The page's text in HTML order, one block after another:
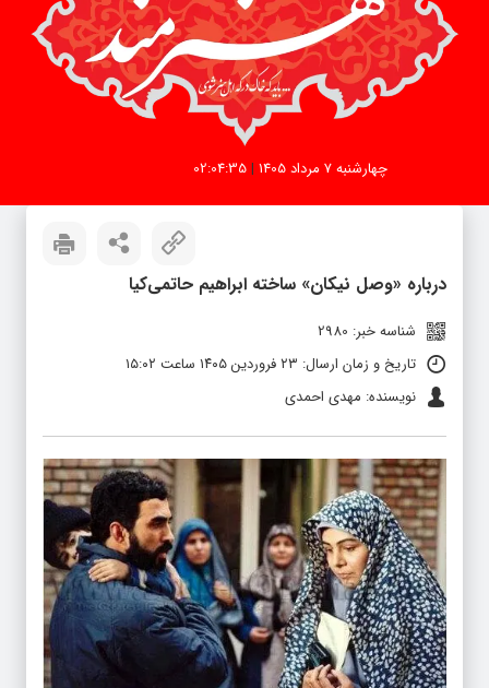
چهارشنبه 7 مرداد 1405 |
02:04:35
درباره «وصل نیکان» ساخته ابراهیم حاتمی‌کیا
شناسه خبر: 2980
تاریخ و زمان ارسال: ۲۳ فروردین ۱۴۰۵ ساعت ۱۵:۰۲
نویسنده: مهدی احمدی